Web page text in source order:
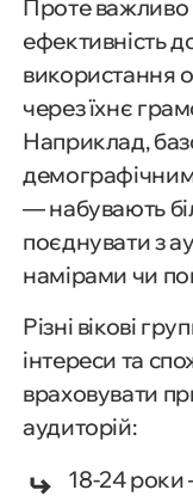
Проте важливо
ефективність
використання
через їхнє
Наприклад,
— набувають
поєднувати з
намірами чи
Різні вікові
інтереси та
враховувати
аудиторій:
18-24 роки